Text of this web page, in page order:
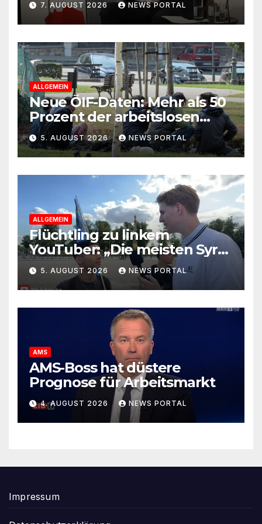
Kindererziehung
7. AUGUST 2026 NEWS PORTAL
ALLGEMEIN
Neue ÖIF-Daten: Mehr als 50
Prozent der arbeitslosen
Ausländer leben in Wien!
5. AUGUST 2026 NEWS PORTAL
ALLGEMEIN
Flüchtling zu linkem
YouTuber: „Die meisten Syrer
kommen wegen der
Sozialleistungen“
5. AUGUST 2026 NEWS PORTAL
AMS
AMS-Boss hat düstere
Prognose für Arbeitsmarkt
4. AUGUST 2026 NEWS PORTAL
Impressum